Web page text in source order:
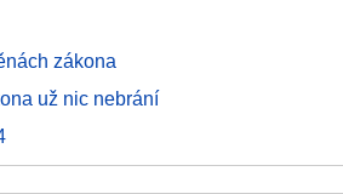
zákona
už nic nebrání